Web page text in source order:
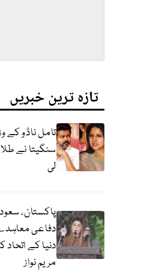
تازہ ترین خبریں
تامل ناڈو کے
سنگیتا نے
لی
پاکستان،
دفاعی
دنیا کے اتحاد
مریم نواز